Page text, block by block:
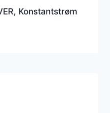
Konstantstrøm